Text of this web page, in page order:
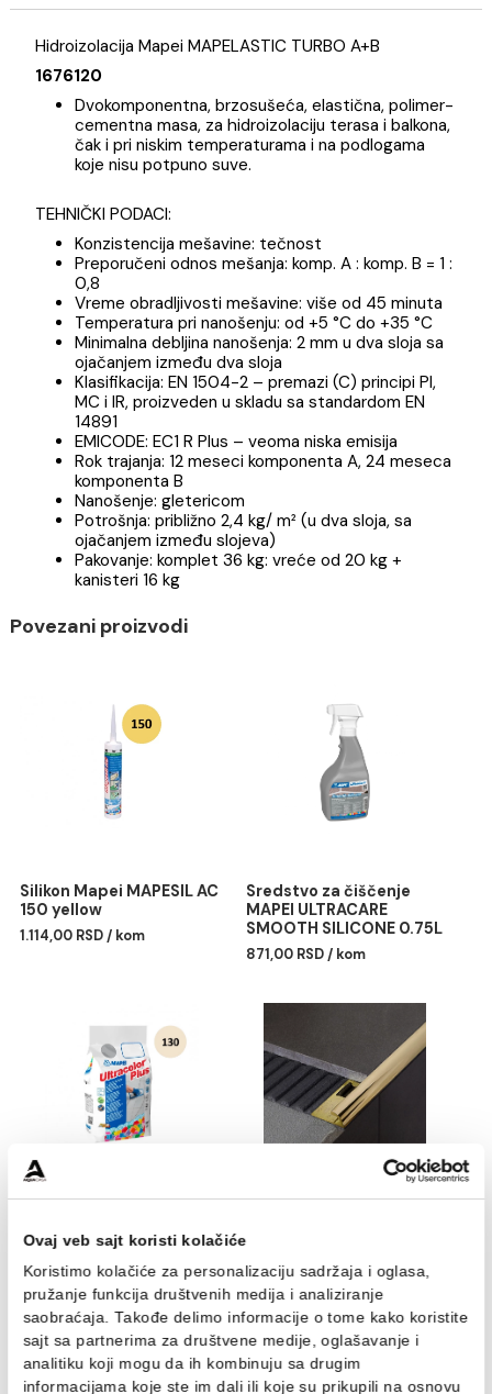
Specifikacija
Brend
Hidroizolacija Mapei MAPELASTIC TURBO A+B
1676120
Dvokomponentna, brzosušeća, elastična,
cementna masa, za hidroizolaciju terasa i
čak i pri niskim temperaturama i na podlogama
koje nisu potpuno suve.
TEHNIČKI PODACI:
Konzistencija mešavine: tečnost
Preporučeni odnos mešanja: komp. A : komp. B =
0,8
Vreme obradljivosti mešavine: više od 45 minuta
Temperatura pri nanošenju: od +5 °C do +35 °C
Minimalna debljina nanošenja: 2 mm u dva sloja
ojačanjem između dva sloja
Klasifikacija: EN 1504-2 – premazi (C) principi PI,
MC i IR, proizveden u skladu sa standardom EN
14891
Rok trajanja: 12 meseci komponenta A, 24
ojačanjem između slojeva)
Pakovanje: komplet 36 kg: vreće od 20 kg +
kanisteri 16 kg
Povezani proizvodi
Silikon Mapei MAPESIL AC
150 yellow
1.114,00 RSD / kom
Sredstvo za čiščenje
MAPEI ULTRACARE
SMOOTH SILICONE 0.75L
871,00 RSD / kom